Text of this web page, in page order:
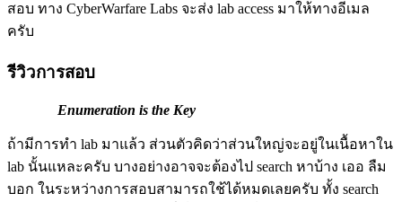
สอบ ทาง CyberWarfare Labs จะส่ง lab access มาให้ทางอีเมล
ครับ
รีวิวการสอบ
Enumeration is the Key
ถ้ามีการทำ lab มาแล้ว ส่วนตัวคิดว่าส่วนใหญ่จะอยู่ในเนื้อหาใน
lab นั้นแหละครับ บางอย่างอาจจะต้องไป search หาบ้าง เออ ลืม
บอก ในระหว่างการสอบสามารถใช้ได้หมดเลยครับ ทั้ง search